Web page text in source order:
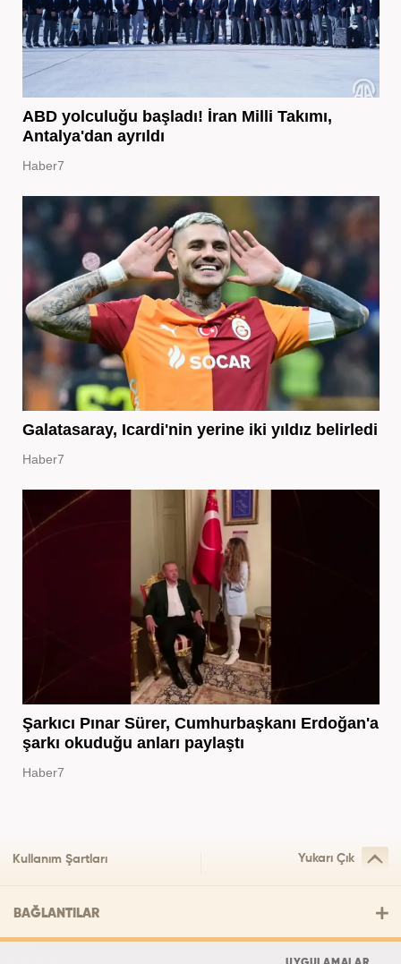
ABD yolculuğu başladı! İran Milli Takımı,
Antalya'dan ayrıldı
Haber7
Galatasaray, Icardi'nin yerine iki yıldız belirledi
Haber7
Şarkıcı Pınar Sürer, Cumhurbaşkanı Erdoğan'a
şarkı okuduğu anları paylaştı
Haber7
Kullanım Şartları Yukarı Çık
BAĞLANTILAR